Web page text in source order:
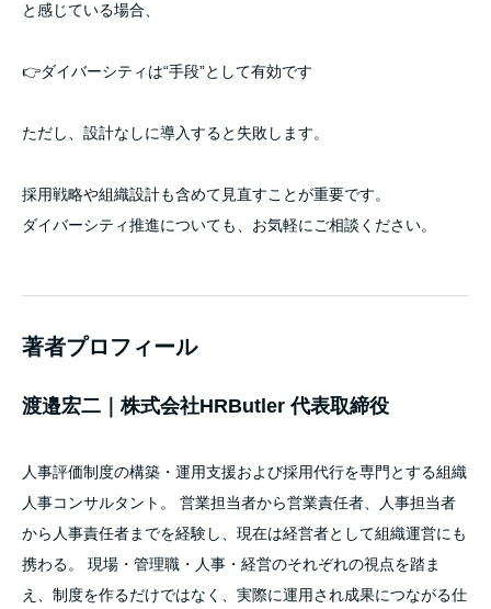
と感じている場合、
👉ダイバーシティは“手段”として有効です
ただし、設計なしに導入すると失敗します。
採用戦略や組織設計も含めて見直すことが重要です。
ダイバーシティ推進についても、お気軽にご相談ください。
著者プロフィール
渡邉宏二｜株式会社HRButler 代表取締役
人事評価制度の構築・運用支援および採用代行を専門とする組織
人事コンサルタント。 営業担当者から営業責任者、人事担当者
から人事責任者までを経験し、現在は経営者として組織運営にも
携わる。 現場・管理職・人事・経営のそれぞれの視点を踏ま
え、制度を作るだけではなく、実際に運用され成果につながる仕